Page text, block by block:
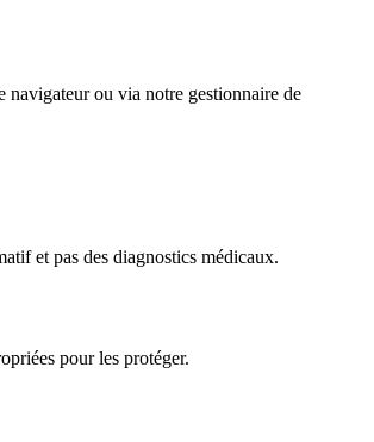
navigateur ou via notre gestionnaire de
et pas des diagnostics médicaux.
pour les protéger.